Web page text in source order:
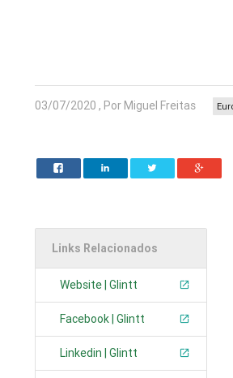
03/07/2020 , Por Miguel Freitas
Links Relacionados
Website | Glintt
Facebook | Glintt
Linkedin | Glintt